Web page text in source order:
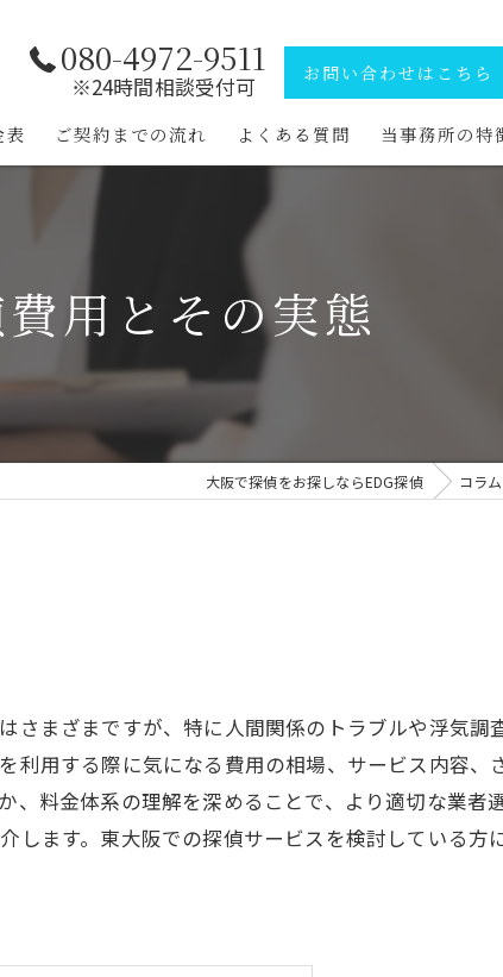
080-4972-9511
※24時間相談受付可 お問い合わせはこちら
表 ご契約までの流れ よくある質問 当事務所の特
用とその実態
大阪で探偵をお探しならEDG探偵 コラム
まざまですが、特に人間関係のトラブルや浮気調
利用する際に気になる費用の相場、サービス内容、
料金体系の理解を深めることで、より適切な業者
ます。東大阪での探偵サービスを検討している方